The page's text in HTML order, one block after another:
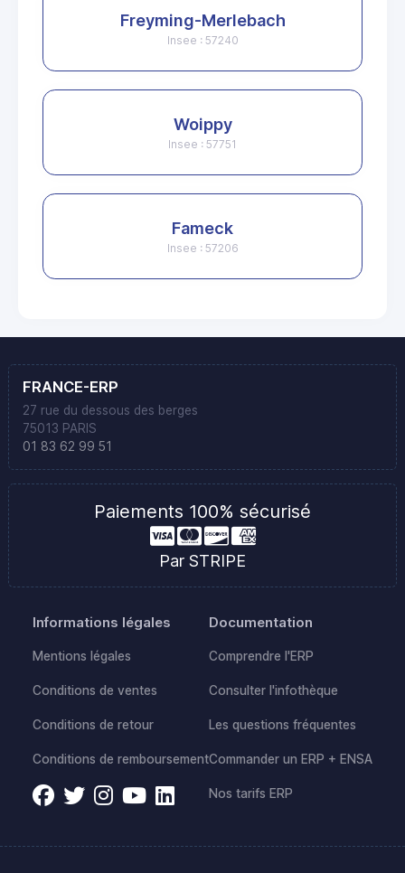
Freyming-Merlebach
Insee : 57240
Woippy
Insee : 57751
Fameck
Insee : 57206
FRANCE-ERP
27 rue du dessous des berges
75013 PARIS
01 83 62 99 51
Paiements 100% sécurisé
Par STRIPE
Informations légales
Mentions légales
Conditions de ventes
Conditions de retour
Conditions de remboursement
Documentation
Comprendre l'ERP
Consulter l'infothèque
Les questions fréquentes
Commander un ERP + ENSA
Nos tarifs ERP